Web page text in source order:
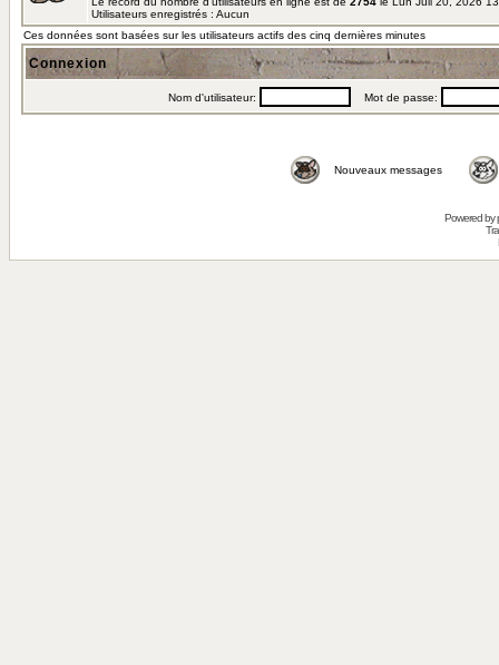
Utilisateurs enregistrés : Aucun
Ces données sont basées sur les utilisateurs actifs des cinq dernières minutes
Connexion
Nom d'utilisateur: Mot de passe:
Nouveaux messages
Powered by